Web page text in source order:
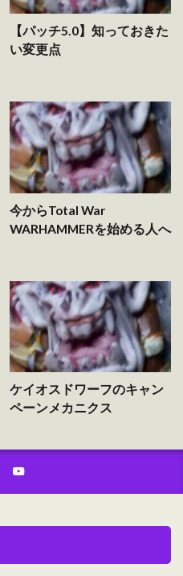
【パッチ5.0】知っておきた
い変更点
今からTotal War
WARHAMMERを始める人へ
ケイオスドワーフのキャン
ペーンメカニクス